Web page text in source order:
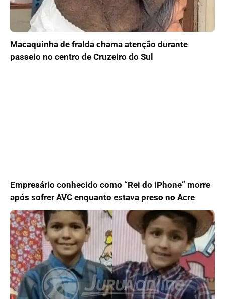
Macaquinha de fralda chama atenção durante
passeio no centro de Cruzeiro do Sul
Empresário conhecido como “Rei do iPhone” morre
após sofrer AVC enquanto estava preso no Acre